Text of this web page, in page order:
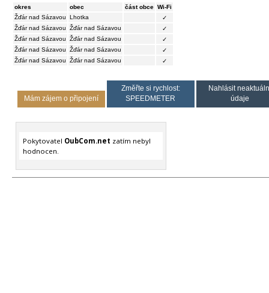
okres obec část obce Wi-Fi
Žďár nad Sázavou
Lhotka
✓
Žďár nad Sázavou
Žďár nad Sázavou
✓
Žďár nad Sázavou
Žďár nad Sázavou
✓
Žďár nad Sázavou
Žďár nad Sázavou
✓
Žďár nad Sázavou
Žďár nad Sázavou ✓
Mám zájem o připojení
Změřte si rychlost:
SPEEDMETER
Nahlásit
údaje
Pokytovatel OubCom.net zatím nebyl
hodnocen.